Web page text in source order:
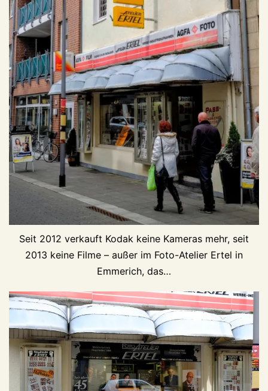
Seit 2012 verkauft Kodak keine Kameras mehr, seit
2013 keine Filme – außer im Foto-Atelier Ertel in
Emmerich, das…